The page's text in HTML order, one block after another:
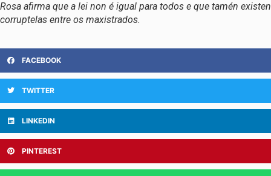
Rosa afirma que a lei non é igual para todos e que tamén existen
corruptelas entre os maxistrados.
FACEBOOK
TWITTER
LINKEDIN
PINTEREST